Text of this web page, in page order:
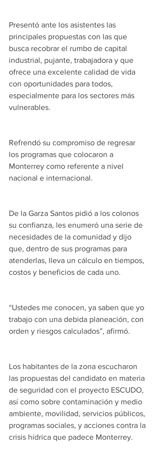
Presentó ante los asistentes las
principales propuestas con las que
busca recobrar el rumbo de capital
industrial, pujante, trabajadora y que
ofrece una excelente calidad de vida
con oportunidades para todos,
especialmente para los sectores más
vulnerables.
Refrendó su compromiso de regresar
los programas que colocaron a
Monterrey como referente a nivel
nacional e internacional.
De la Garza Santos pidió a los colonos
su confianza, les enumeró una serie de
necesidades de la comunidad y dijo
que, dentro de sus programas para
atenderlas, lleva un cálculo en tiempos,
costos y beneficios de cada uno.
“Ustedes me conocen, ya saben que yo
trabajo con una debida planeación, con
orden y riesgos calculados”, afirmó.
Los habitantes de la zona escucharon
las propuestas del candidato en materia
de seguridad con el proyecto ESCUDO,
así como sobre contaminación y medio
ambiente, movilidad, servicios públicos,
programas sociales, y acciones contra la
crisis hídrica que padece Monterrey.